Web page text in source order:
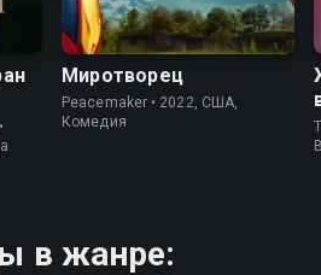
8.0 8.2
Миротворец
Peacemaker • 2022, США,
Комедия
в жанре: